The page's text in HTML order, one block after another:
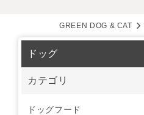
GREEN DOG & CAT
ドッグ
カテゴリ
ドッグフード